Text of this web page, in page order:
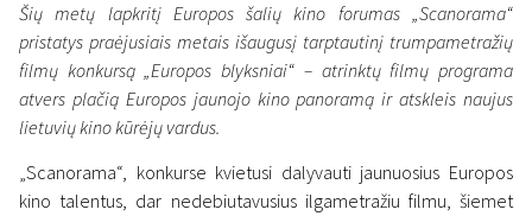
Šių metų lapkritį Europos šalių kino forumas „Scanorama“
pristatys praėjusiais metais išaugusį tarptautinį trumpametražių
filmų konkursą „Europos blyksniai“ – atrinktų filmų programa
atvers plačią Europos jaunojo kino panoramą ir atskleis naujus
lietuvių kino kūrėjų vardus.
„Scanorama“, konkurse kvietusi dalyvauti jaunuosius Europos
kino talentus, dar nedebiutavusius ilgametražiu filmu, šiemet